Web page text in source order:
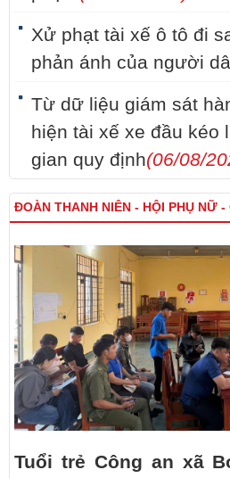
Xử phạt tài xế ô tô đi
phản ánh của người
Từ dữ liệu giám sát
hiện tài xế xe đầu kéo
gian quy định(06/08/
ĐOÀN THANH NIÊN - HỘI PHỤ NỮ
Tuổi trẻ Công an xã